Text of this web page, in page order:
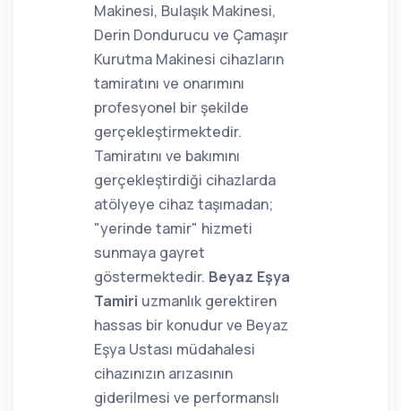
Makinesi, Bulaşık Makinesi,
Derin Dondurucu ve Çamaşır
Kurutma Makinesi cihazların
tamiratını ve onarımını
profesyonel bir şekilde
gerçekleştirmektedir.
Tamiratını ve bakımını
gerçekleştirdiği cihazlarda
atölyeye cihaz taşımadan;
"yerinde tamir" hizmeti
sunmaya gayret
göstermektedir. Beyaz Eşya
Tamiri uzmanlık gerektiren
hassas bir konudur ve Beyaz
Eşya Ustası müdahalesi
cihazınızın arızasının
giderilmesi ve performanslı